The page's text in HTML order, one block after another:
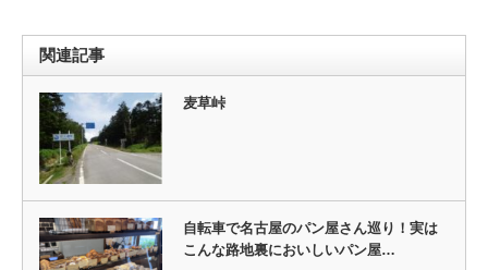
関連記事
麦草峠
自転車で名古屋のパン屋さん巡り！実は
こんな路地裏においしいパン屋…